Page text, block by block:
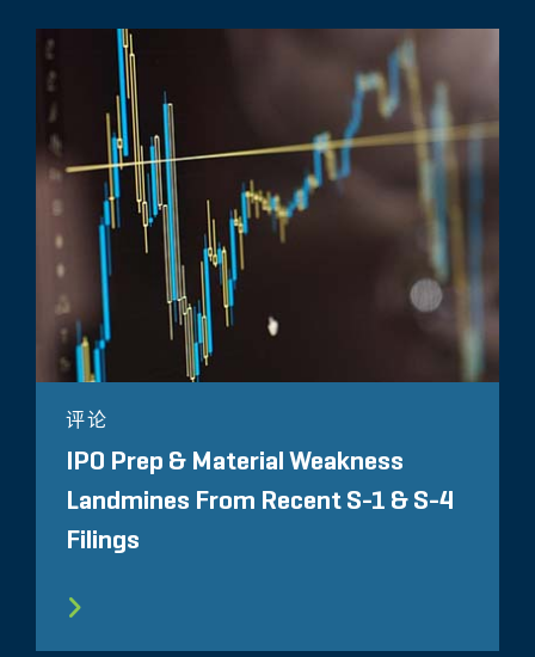
评论
IPO Prep & Material Weakness
Landmines From Recent S-1 & S-4
Filings